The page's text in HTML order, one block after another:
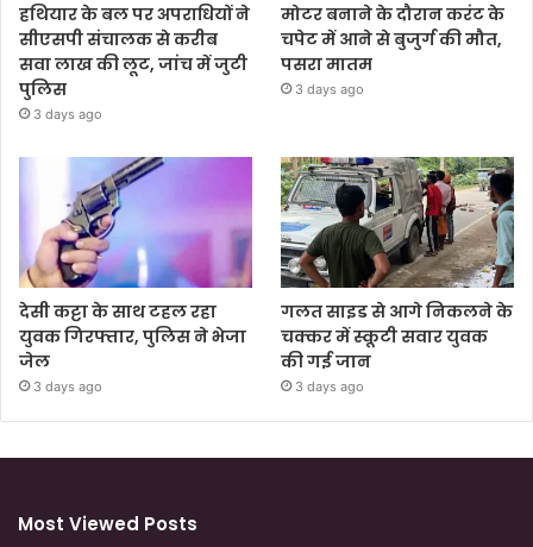
हथियार के बल पर अपराधियों ने
सीएसपी संचालक से करीब
सवा लाख की लूट, जांच में जुटी
पुलिस
3 days ago
मोटर बनाने के दौरान करंट के
चपेट में आने से बुजुर्ग की मौत,
पसरा मातम
3 days ago
देसी कट्टा के साथ टहल रहा
युवक गिरफ्तार, पुलिस ने भेजा
जेल
3 days ago
गलत साइड से आगे निकलने के
चक्कर में स्कूटी सवार युवक
की गई जान
3 days ago
Most Viewed Posts